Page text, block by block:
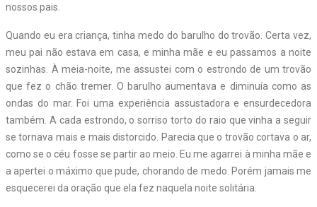
nossos pais.
Quando eu era criança, tinha medo do barulho do trovão. Certa vez,
meu pai não estava em casa, e minha mãe e eu passamos a noite
sozinhas. À meia-noite, me assustei com o estrondo de um trovão
que fez o chão tremer. O barulho aumentava e diminuía como as
ondas do mar. Foi uma experiência assustadora e ensurdecedora
também. A cada estrondo, o sorriso torto do raio que vinha a seguir
se tornava mais e mais distorcido. Parecia que o trovão cortava o ar,
como se o céu fosse se partir ao meio. Eu me agarrei à minha mãe e
a apertei o máximo que pude, chorando de medo. Porém jamais me
esquecerei da oração que ela fez naquela noite solitária.